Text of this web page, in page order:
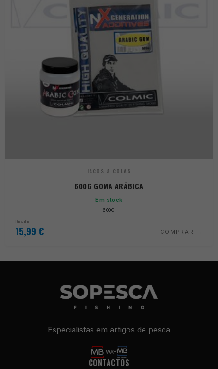
ISCOS & COLAS
600G GOMA ARÁBICA
Em stock
600G
Desde
15,99 € COMPRAR
Especialistas em artigos de pesca
CONTACTOS